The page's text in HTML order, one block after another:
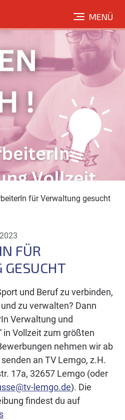
MENÜ
für Verwaltung gesucht
FÜR
und Beruf zu verbinden,
zu verwalten? Dann
Verwaltung und
Vollzeit zum größten
nehmen wir ab
an TV Lemgo, z.H.
17a, 32657 Lemgo (oder
lemgo.de). Die
findest du auf